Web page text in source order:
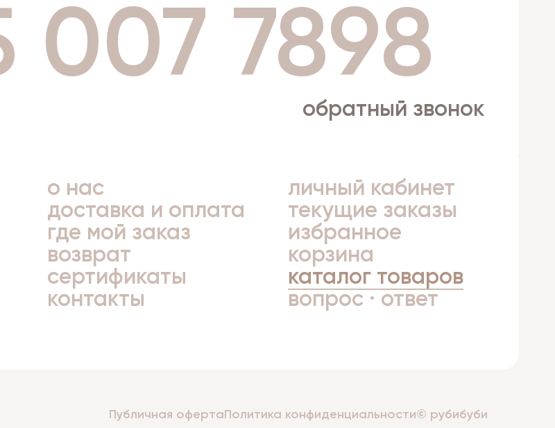
007 7898
обратный звонок
о нас
доставка и оплата
где мой заказ
возврат
сертификаты
контакты
личный кабинет
текущие заказы
избранное
корзина
каталог товаров
вопрос · ответ
Публичная оферта Политика конфиденциальности© рубибуби